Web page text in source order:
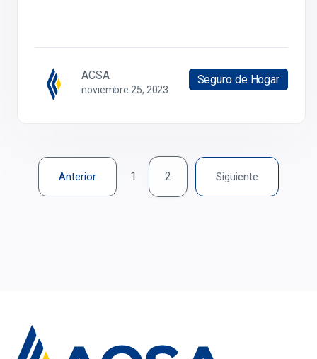
ACSA
noviembre 25, 2023
Seguro de Hogar
Anterior 1 2 Siguiente